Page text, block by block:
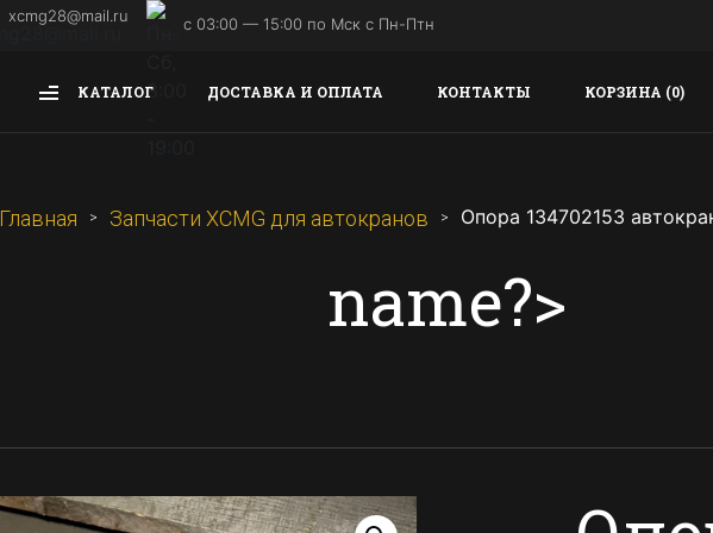
xcmg28@mail.ru с 03:00 — 15:00 по Мск с Пн-Птн
КАТАЛОГ ДОСТАВКА И ОПЛАТА КОНТАКТЫ КОРЗИНА (0)
Главная Запчасти XCMG для автокранов Опора 134702153
name?>